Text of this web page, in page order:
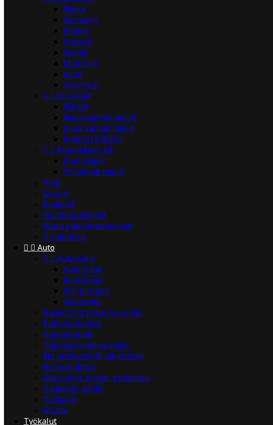
Nokia
Samsung
iPhone
Huawei
Xiaomi
Motorola
muut
Universal
  Varaosat
Näytöt
Nokia vanhat mallit
muut vanhat mallit
iPhone (3/4/5/6)
  Kuulokkeet, HF
Kuulokkeet
HF vanhat mallit
Akut
Laturit
Kaapelit
Huoltotarvikkeet
Muut puhelintarvikkeet
Virtapankit
  Auto
  Autoaudio
Autoradiot
Kaiuttimet
ISO-liittimet
Sovittimet
Kamerat ja peruutustutkat
Puhelintelineet
Autoantennit
Tupakansytytin jakajat
FM ja Bluetooth lähettimet
Keskuslukitus
Järjestäjät, suojat, puhdistus
Valaistus, sähkö
Työkalut
Muuta
Työkalut